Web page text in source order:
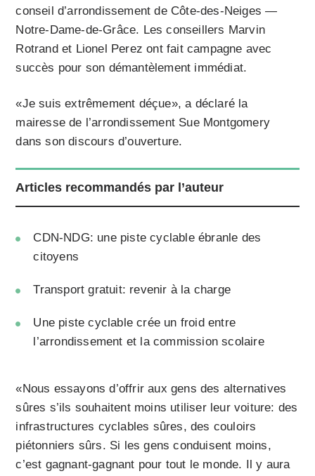
conseil d’arrondissement de Côte-des-Neiges —
Notre-Dame-de-Grâce. Les conseillers Marvin
Rotrand et Lionel Perez ont fait campagne avec
succès pour son démantèlement immédiat.
«Je suis extrêmement déçue», a déclaré la
mairesse de l’arrondissement Sue Montgomery
dans son discours d’ouverture.
Articles recommandés par l’auteur
CDN-NDG: une piste cyclable ébranle des
citoyens
Transport gratuit: revenir à la charge
Une piste cyclable crée un froid entre
l’arrondissement et la commission scolaire
«Nous essayons d’offrir aux gens des alternatives
sûres s’ils souhaitent moins utiliser leur voiture: des
infrastructures cyclables sûres, des couloirs
piétonniers sûrs. Si les gens conduisent moins,
c’est gagnant-gagnant pour tout le monde. Il y aura